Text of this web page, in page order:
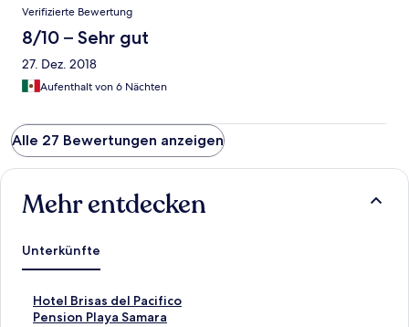
Verifizierte Bewertung
8/10 – Sehr gut
27. Dez. 2018
Aufenthalt von 6 Nächten
Alle 27 Bewertungen anzeigen
Mehr entdecken
Unterkünfte
Hotel Brisas del Pacifico
L
iPension Playa Samara
L